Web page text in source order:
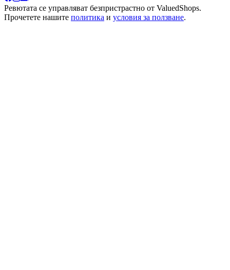
Ревютата се управляват безпристрастно от ValuedShops.
Прочетете нашите политика и условия за ползване.